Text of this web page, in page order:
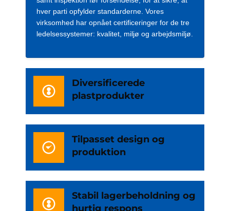
hver parti opfylder standarderne. Vores
virksomhed har opnået certificeringer for de tre
ledelsessystemer: kvalitet, miljø og arbejdsmiljø.
Diversificerede
plastprodukter
Tilpasset design og
produktion
Stabil lagerbeholdning og
hurtig respons